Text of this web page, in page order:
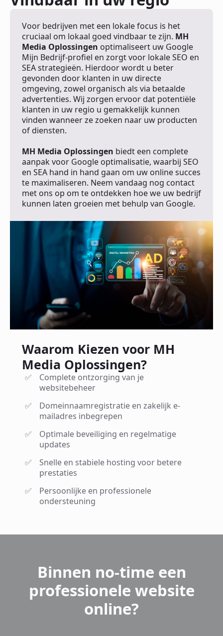
Voor bedrijven met een lokale focus is het
cruciaal om lokaal goed vindbaar te zijn. MH
Media Oplossingen optimaliseert uw Google
Mijn Bedrijf-profiel en zorgt voor lokale SEO en
SEA strategieën. Hierdoor wordt u beter
gevonden door klanten in uw directe
omgeving, zowel organisch als via betaalde
advertenties. Wij zorgen ervoor dat potentiële
klanten in uw regio u gemakkelijk kunnen
vinden wanneer ze zoeken naar uw producten
of diensten.
MH Media Oplossingen biedt een complete
aanpak voor Google optimalisatie, waarbij SEO
en SEA hand in hand gaan om uw online succes
te maximaliseren. Neem vandaag nog contact
met ons op om te ontdekken hoe we uw bedrijf
kunnen laten groeien met behulp van Google.
Waarom Kiezen voor MH
Media Oplossingen?
Complete ontzorging van je
websitebeheer
Domeinnaamregistratie en zakelijk e-
mailadres inbegrepen
Optimale beveiliging en regelmatige
updates
Snelle en stabiele hosting voor betere
prestaties
Persoonlijke en professionele
ondersteuning
Binnen no-time een
professionele website
online?